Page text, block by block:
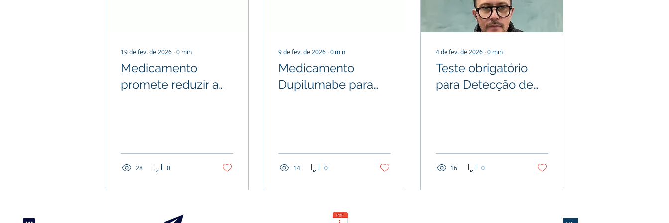
19 de fev. de 2026 ∙0 min
Medicamento
promete reduzir a
psoríase.
28 0
9 de fev. de 2026 ∙0 min
Medicamento
Dupilumabe para
14 0
4 de fev. de 2026 ∙0 min
Teste obrigatório
para Detecção de
16 0